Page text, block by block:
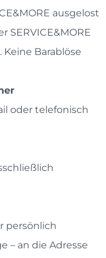
ausgelost
SERVICE&MORE
Barablöse
oder telefonisch
persönlich
– an die Adresse